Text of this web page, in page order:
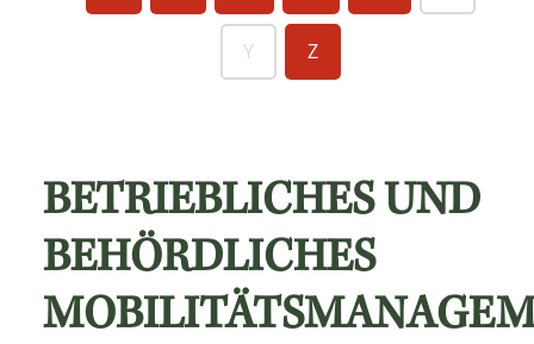
Y Z
BETRIEBLICHES UND
BEHÖRDLICHES